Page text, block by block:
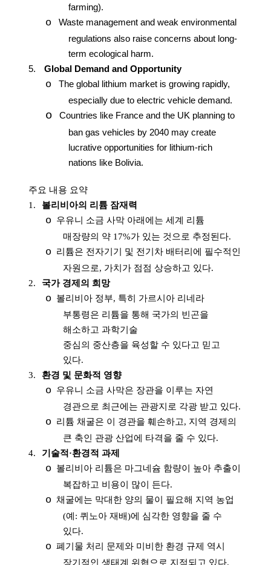
farming).
o
Waste management and weak environmental
regulations also raise concerns about long-
term ecological harm.
5.
Global Demand and Opportunity
o
The global lithium market is growing rapidly,
especially due to electric vehicle demand.
o
Countries like France and the UK planning to
ban gas vehicles by 2040 may create
lucrative opportunities for lithium-rich
nations like Bolivia.
주요 내용 요약
1.
볼리비아의 리튬 잠재력
o
우유니 소금 사막 아래에는 세계 리튬
매장량의 약17%가 있는 것으로 추정된다.
o
리튬은 전자기기 및 전기차 배터리에 필수적인
자원으로, 가치가 점점 상승하고 있다.
2.
국가 경제의 희망
o 볼리비아 정부, 특히 가르시아 리네라
부통령은 리튬을 통해 국가의 빈곤을
해소하고 과학기술
중심의 중산층을 육성할 수 있다고 믿고
있다.
3.
환경 및 문화적 영향
o
우유니 소금 사막은 장관을 이루는 자연
경관으로 최근에는 관광지로 각광 받고 있다.
o 리튬 채굴은 이 경관을 훼손하고, 지역 경제의
큰 축인 관광 산업에 타격을 줄 수 있다.
4.
기술적·환경적 과제
o
볼리비아 리튬은 마그네슘 함량이 높아 추출이
복잡하고 비용이 많이 든다.
o 채굴에는 막대한 양의 물이 필요해 지역 농업
(예 : 퀴노아 재배)에 심각한 영향을 줄 수
있다.
o 폐기물 처리 문제와 미비한 환경 규제 역시
장기적인 생태계 위협으로 지적되고 있다.